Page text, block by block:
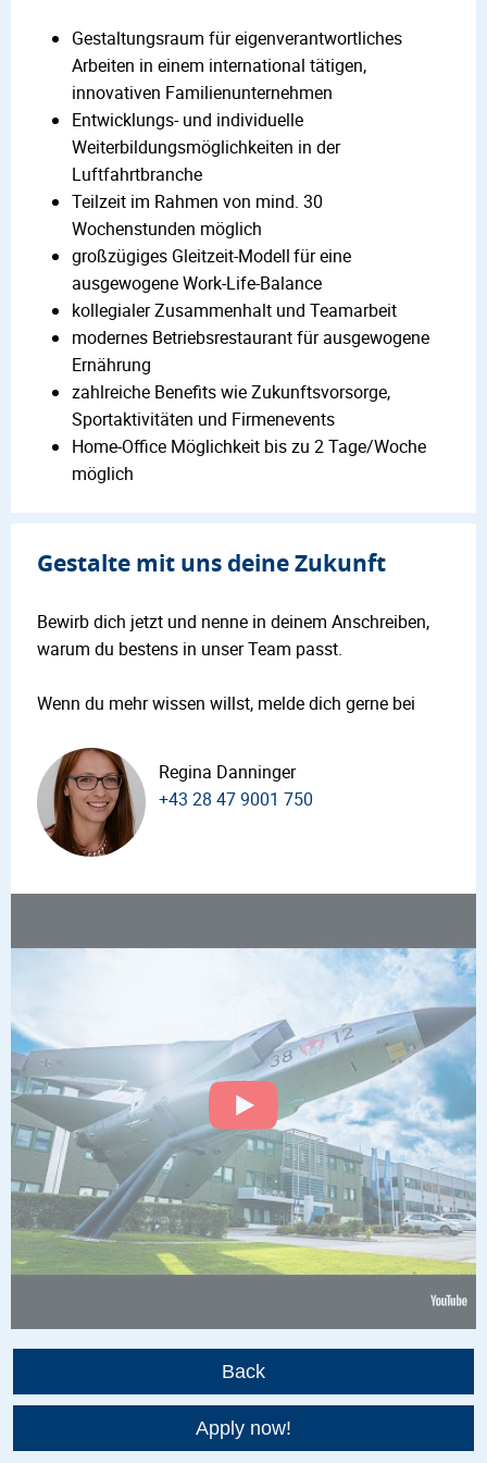
Gestaltungsraum für eigenverantwortliches
Arbeiten in einem international tätigen,
innovativen Familienunternehmen
Entwicklungs- und individuelle
Weiterbildungsmöglichkeiten in der
Luftfahrtbranche
Teilzeit im Rahmen von mind. 30
Wochenstunden möglich
großzügiges Gleitzeit-Modell für eine
ausgewogene Work-Life-Balance
kollegialer Zusammenhalt und Teamarbeit
modernes Betriebsrestaurant für ausgewogene
Ernährung
zahlreiche Benefits wie Zukunftsvorsorge,
Sportaktivitäten und Firmenevents
Home-Office Möglichkeit bis zu 2 Tage/Woche
möglich
Gestalte mit uns deine Zukunft
Bewirb dich jetzt und nenne in deinem Anschreiben,
warum du bestens in unser Team passt.
Wenn du mehr wissen willst, melde dich gerne bei
Regina Danninger
+43 28 47 9001 750
Back
Apply now!